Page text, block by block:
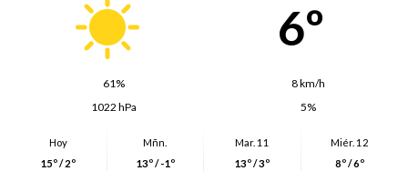
6º
61%
8 km/h
1022 hPa
5%
Hoy
15º / 2º
Mñn.
13º / -1º
Mar. 11
13º / 3º
Miér. 12
8º / 6º